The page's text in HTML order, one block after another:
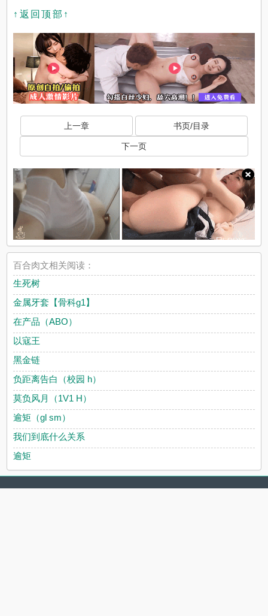
↑返回顶部↑
上一章 书页/目录
下一页
百合肉文相关阅读：
生死树
金属牙套【骨科g1】
在产品（ABO）
以寇王
黑金链
负距离告白（校园 h）
莫负风月（1V1 H）
逾矩（gl sm）
我们到底什么关系
逾矩